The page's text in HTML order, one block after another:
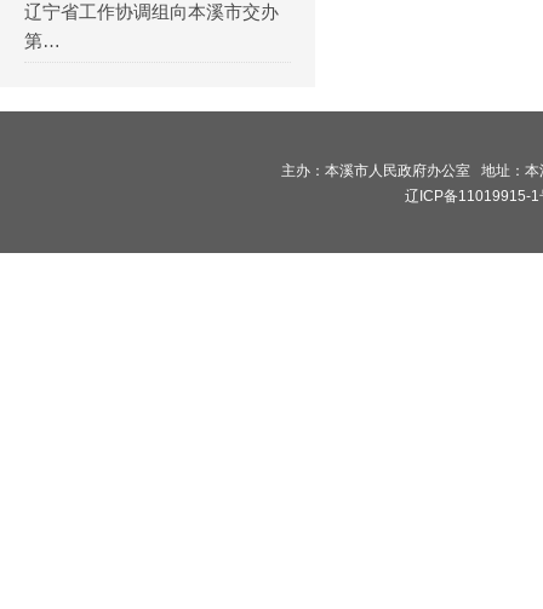
辽宁省工作协调组向本溪市交办
第…
主办：本溪市人民政府办公室 地址：
辽ICP备11019915-1